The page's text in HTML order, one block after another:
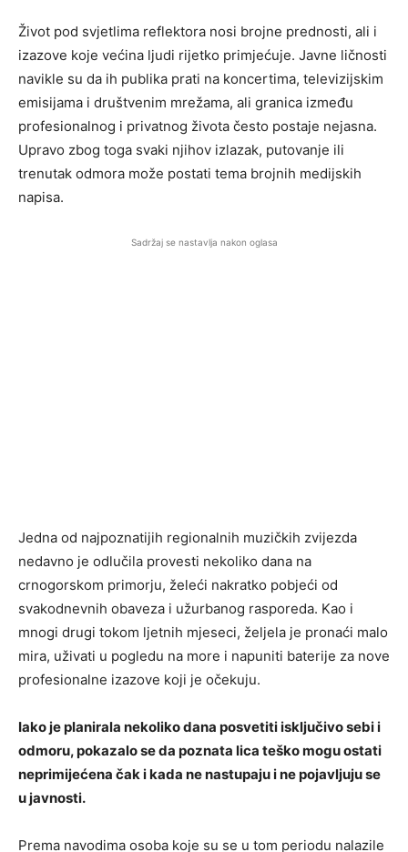
Život pod svjetlima reflektora nosi brojne prednosti, ali i
izazove koje većina ljudi rijetko primjećuje. Javne ličnosti
navikle su da ih publika prati na koncertima, televizijskim
emisijama i društvenim mrežama, ali granica između
profesionalnog i privatnog života često postaje nejasna.
Upravo zbog toga svaki njihov izlazak, putovanje ili
trenutak odmora može postati tema brojnih medijskih
napisa.
Sadržaj se nastavlja nakon oglasa
Jedna od najpoznatijih regionalnih muzičkih zvijezda
nedavno je odlučila provesti nekoliko dana na
crnogorskom primorju, želeći nakratko pobjeći od
svakodnevnih obaveza i užurbanog rasporeda. Kao i
mnogi drugi tokom ljetnih mjeseci, željela je pronaći malo
mira, uživati u pogledu na more i napuniti baterije za nove
profesionalne izazove koji je očekuju.
Iako je planirala nekoliko dana posvetiti isključivo sebi i
odmoru, pokazalo se da poznata lica teško mogu ostati
neprimijećena čak i kada ne nastupaju i ne pojavljuju se
u javnosti.
Prema navodima osoba koje su se u tom periodu nalazile